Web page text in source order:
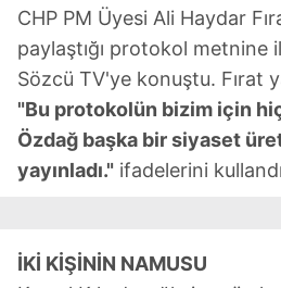
CHP PM Üyesi Ali Haydar
paylaştığı protokol metnine
Sözcü TV'ye konuştu. Fırat
"Bu protokolün bizim için
Özdağ başka bir siyaset
yayınladı." ifadelerini
İKİ KİŞİNİN NAMUSU